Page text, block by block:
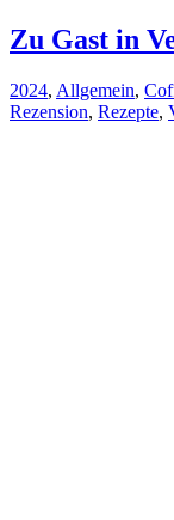
Zu Gast in
2024, Allgemein,
Rezension, Rezepte,